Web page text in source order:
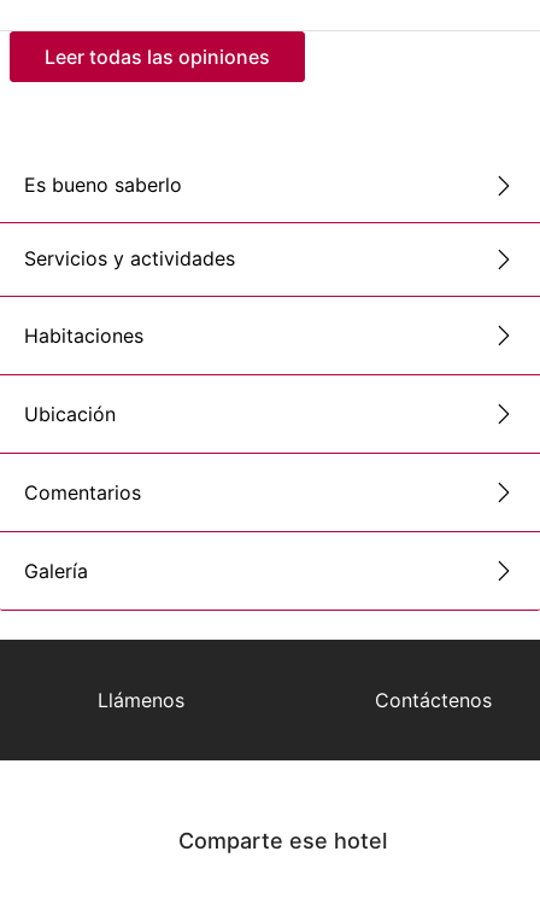
Leer todas las opiniones
Es bueno saberlo
Servicios y actividades
Habitaciones
Ubicación
Comentarios
Galería
Llámenos Contáctenos
Comparte ese hotel